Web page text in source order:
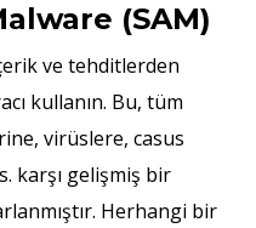
(SAM)
ve tehditlerden
kullanın. Bu, tüm
virüslere, casus
karşı gelişmiş bir
Herhangi bir